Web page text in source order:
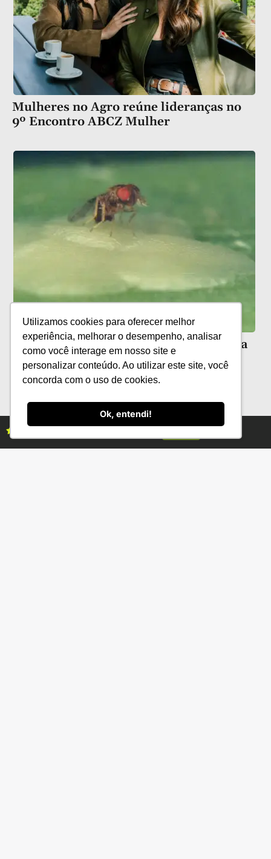
Utilizamos cookies para oferecer melhor
experiência, melhorar o desempenho, analisar
como você interage em nosso site e
personalizar conteúdo. Ao utilizar este site, você
concorda com o uso de cookies.
Ok, entendi!
Mulheres no Agro reúne lideranças no
9º Encontro ABCZ Mulher
Guia de identificação de Trichogramma
é atualizado pela Embrapa